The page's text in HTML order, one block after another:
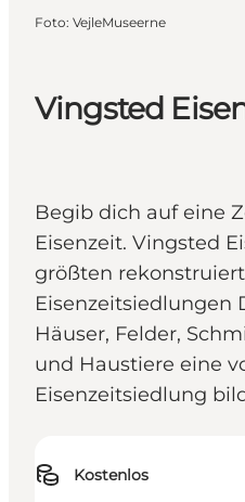
Vingsted
Begib dich auf eine
Eisenzeit. Vingsted
größten
Eisenzeitsiedlungen
Häuser, Felder,
und Haustiere eine
Eisenzeitsiedlung
Kostenlos
Foto: VejleMuseerne